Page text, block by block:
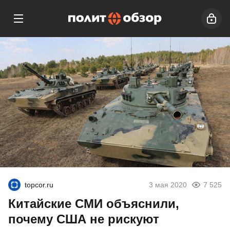
topcor.ru 3 мая 2020 7 525
Китайские СМИ объяснили,
почему США не рискуют